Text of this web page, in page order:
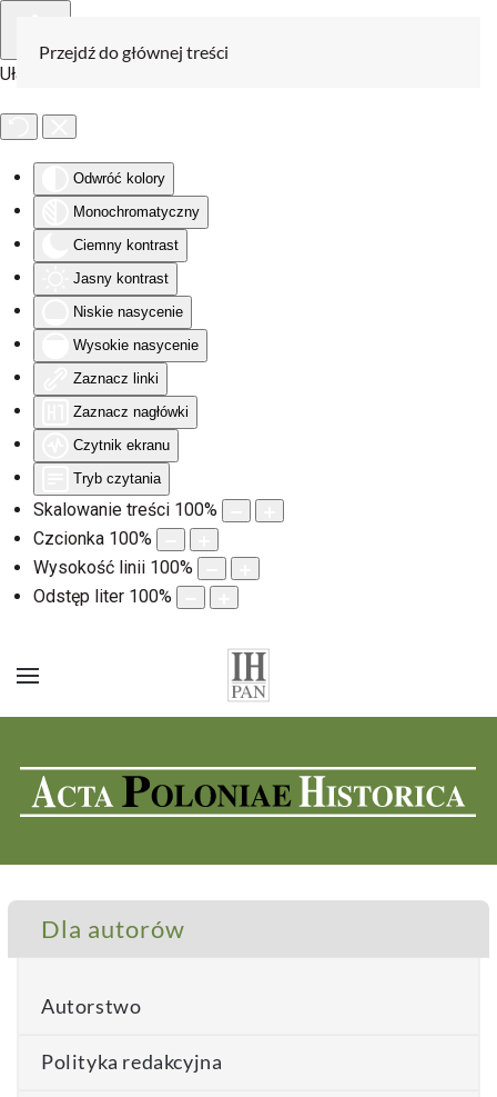
Ułatwienia dostępu
Odwróć kolory
Monochromatyczny
Ciemny kontrast
Jasny kontrast
Niskie nasycenie
Wysokie nasycenie
Zaznacz linki
Zaznacz nagłówki
Czytnik ekranu
Tryb czytania
Skalowanie treści 100%
Czcionka 100%
Wysokość linii 100%
Odstęp liter 100%
Przejdź do głównej treści
Dla autorów
Autorstwo
Polityka redakcyjna